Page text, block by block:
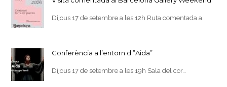
Dijous 17 de setembre a les 12h Ruta comentada a…
Conferència a l’entorn d'”Aida”
Dijous 17 de setembre a les 19h Sala del cor…